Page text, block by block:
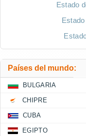
Estado
Países del mundo:
BULGARIA
CHIPRE
CUBA
EGIPTO